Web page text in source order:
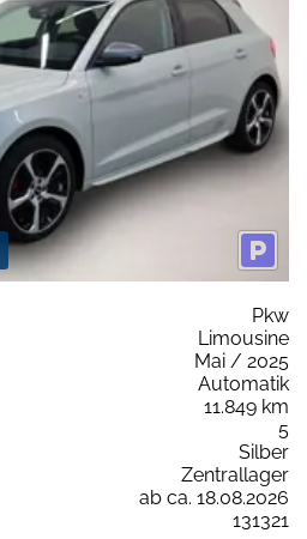
Pkw
Limousine
Mai / 2025
Automatik
11.849 km
5
Silber
Zentrallager
ab ca. 18.08.2026
131321